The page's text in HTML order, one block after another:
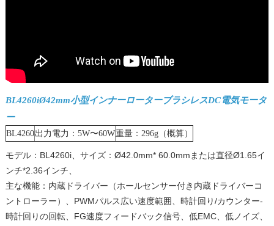
BL4260iØ42mm小型インナーローターブラシレスDC電気モータ
ー
BL4260出力電力：5W〜60W重量：296g（概算）
モデル：BL4260i、サイズ：Ø42.0mm* 60.0mmまたは直径Ø1.65イ
ンチ*2.36インチ、
主な機能：内蔵ドライバー（ホールセンサー付き内蔵ドライバーコ
ントローラー）、PWMパルス広い速度範囲、時計回り/カウンター-
時計回りの回転、FG速度フィードバック信号、低EMC、低ノイズ、